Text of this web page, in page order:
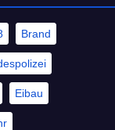
Brand
Eibau